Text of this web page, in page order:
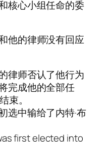
核心小组任命的委
他的律师没有回应
律师否认了他行为
完成他的全部任
束。
选中输给了内特·布
first elected into